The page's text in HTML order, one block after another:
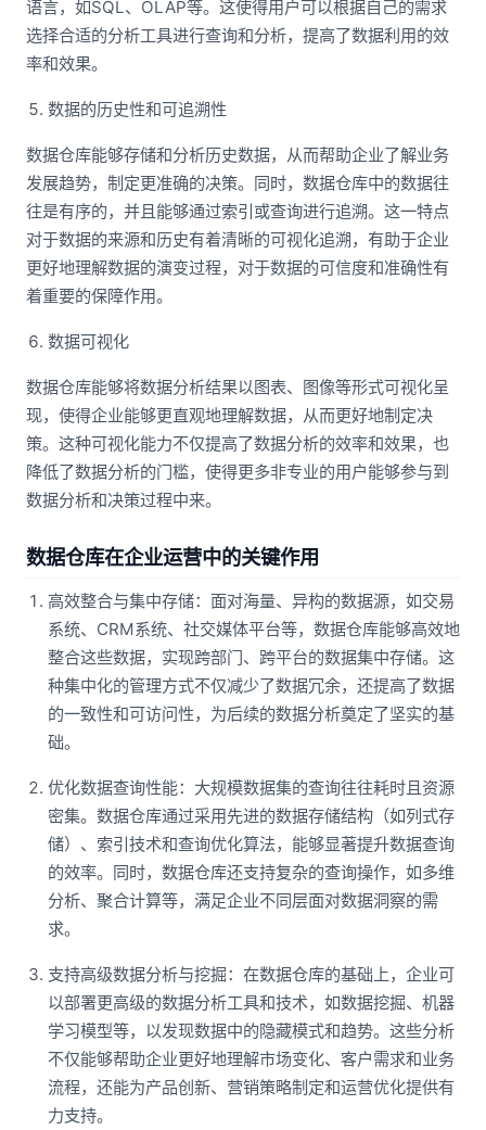
语言，如SQL、OLAP等。这使得用户可以根据自己的需求
选择合适的分析工具进行查询和分析，提高了数据利用的效
率和效果。
数据的历史性和可追溯性
数据仓库能够存储和分析历史数据，从而帮助企业了解业务
发展趋势，制定更准确的决策。同时，数据仓库中的数据往
往是有序的，并且能够通过索引或查询进行追溯。这一特点
对于数据的来源和历史有着清晰的可视化追溯，有助于企业
更好地理解数据的演变过程，对于数据的可信度和准确性有
着重要的保障作用。
数据可视化
数据仓库能够将数据分析结果以图表、图像等形式可视化呈
现，使得企业能够更直观地理解数据，从而更好地制定决
策。这种可视化能力不仅提高了数据分析的效率和效果，也
降低了数据分析的门槛，使得更多非专业的用户能够参与到
数据分析和决策过程中来。
数据仓库在企业运营中的关键作用
高效整合与集中存储：面对海量、异构的数据源，如交易
系统、CRM系统、社交媒体平台等，数据仓库能够高效地
整合这些数据，实现跨部门、跨平台的数据集中存储。这
种集中化的管理方式不仅减少了数据冗余，还提高了数据
的一致性和可访问性，为后续的数据分析奠定了坚实的基
础。
优化数据查询性能：大规模数据集的查询往往耗时且资源
密集。数据仓库通过采用先进的数据存储结构（如列式存
储）、索引技术和查询优化算法，能够显著提升数据查询
的效率。同时，数据仓库还支持复杂的查询操作，如多维
分析、聚合计算等，满足企业不同层面对数据洞察的需
求。
支持高级数据分析与挖掘：在数据仓库的基础上，企业可
以部署更高级的数据分析工具和技术，如数据挖掘、机器
学习模型等，以发现数据中的隐藏模式和趋势。这些分析
不仅能够帮助企业更好地理解市场变化、客户需求和业务
流程，还能为产品创新、营销策略制定和运营优化提供有
力支持。